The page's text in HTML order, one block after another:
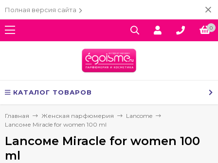
Полная версия сайта
0
КАТАЛОГ ТОВАРОВ
Главная Женская парфюмерия
Lancome
Lаncоме Miracle for women 100 ml
Lаncоме Miracle for women 100
ml